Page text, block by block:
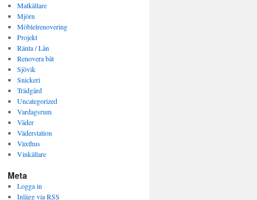
Matkällare
Mjörn
Möblelrenovering
Projekt
Ränta / Lån
Renovera båt
Sjövik
Snickeri
Trädgård
Uncategorized
Vardagsrum
Väder
Väderstation
Växthus
Vinkällare
Meta
Logga in
Inlägg viaRSS